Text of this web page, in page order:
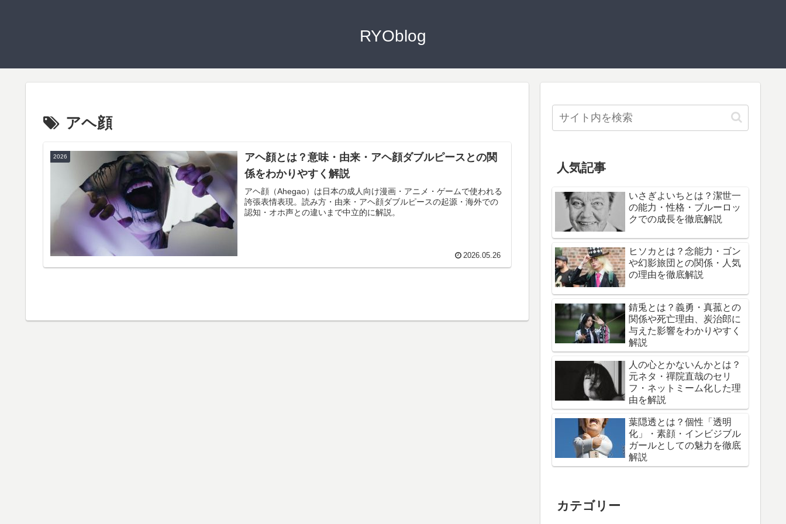
RYOblog
アヘ顔
2026
アヘ顔とは？意味・由来・アヘ顔ダブルピースとの関
係をわかりやすく解説
アヘ顔（Ahegao）は日本の成人向け漫画・アニメ・ゲームで使われる
誇張表情表現。読み方・由来・アヘ顔ダブルピースの起源・海外での
認知・オホ声との違いまで中立的に解説。
2026.05.26
人気記事
いさぎよいちとは？潔世一
の能力・性格・ブルーロッ
クでの成長を徹底解説
ヒソカとは？念能力・ゴン
や幻影旅団との関係・人気
の理由を徹底解説
錆兎とは？義勇・真菰との
関係や死亡理由、炭治郎に
与えた影響をわかりやすく
解説
人の心とかないんかとは？
元ネタ・禪院直哉のセリ
フ・ネットミーム化した理
由を解説
葉隠透とは？個性「透明
化」・素顔・インビジブル
ガールとしての魅力を徹底
解説
カテゴリー